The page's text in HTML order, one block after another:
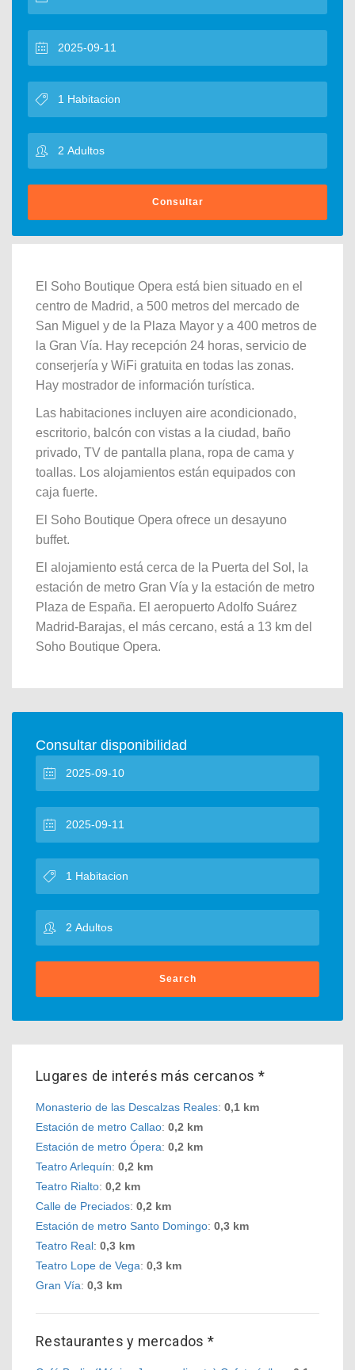
Consultar
El Soho Boutique Opera está bien situado en el
centro de Madrid, a 500 metros del mercado de
San Miguel y de la Plaza Mayor y a 400 metros de
la Gran Vía. Hay recepción 24 horas, servicio de
conserjería y WiFi gratuita en todas las zonas.
Hay mostrador de información turística.
Las habitaciones incluyen aire acondicionado,
escritorio, balcón con vistas a la ciudad, baño
privado, TV de pantalla plana, ropa de cama y
toallas. Los alojamientos están equipados con
caja fuerte.
El Soho Boutique Opera ofrece un desayuno
buffet.
El alojamiento está cerca de la Puerta del Sol, la
estación de metro Gran Vía y la estación de metro
Plaza de España. El aeropuerto Adolfo Suárez
Madrid-Barajas, el más cercano, está a 13 km del
Soho Boutique Opera.
Consultar disponibilidad
Search
Lugares de interés más cercanos *
Monasterio de las Descalzas Reales: 0,1 km
Estación de metro Callao: 0,2 km
Estación de metro Ópera: 0,2 km
Teatro Arlequín: 0,2 km
Teatro Rialto: 0,2 km
Calle de Preciados: 0,2 km
Estación de metro Santo Domingo: 0,3 km
Teatro Real: 0,3 km
Teatro Lope de Vega: 0,3 km
Gran Vía: 0,3 km
Restaurantes y mercados *